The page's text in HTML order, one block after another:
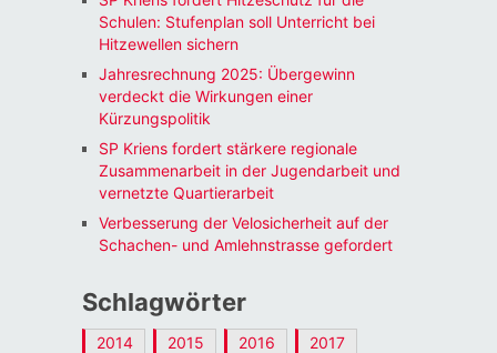
Schulen: Stufenplan soll Unterricht bei
Hitzewellen sichern
Jahresrechnung 2025: Übergewinn
verdeckt die Wirkungen einer
Kürzungspolitik
SP Kriens fordert stärkere regionale
Zusammenarbeit in der Jugendarbeit und
vernetzte Quartierarbeit
Verbesserung der Velosicherheit auf der
Schachen- und Amlehnstrasse gefordert
Schlagwörter
2014 2015 2016 2017